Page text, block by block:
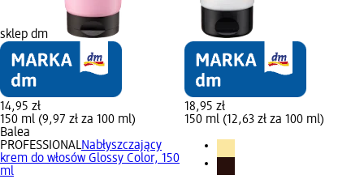
sklep dm
14,95 zł
150 ml (9,97 zł za 100 ml)
Balea
PROFESSIONALNabłyszczający
krem do włosów Glossy Color, 150
ml
18,95 zł
150 ml (12,63 zł za 100 ml)